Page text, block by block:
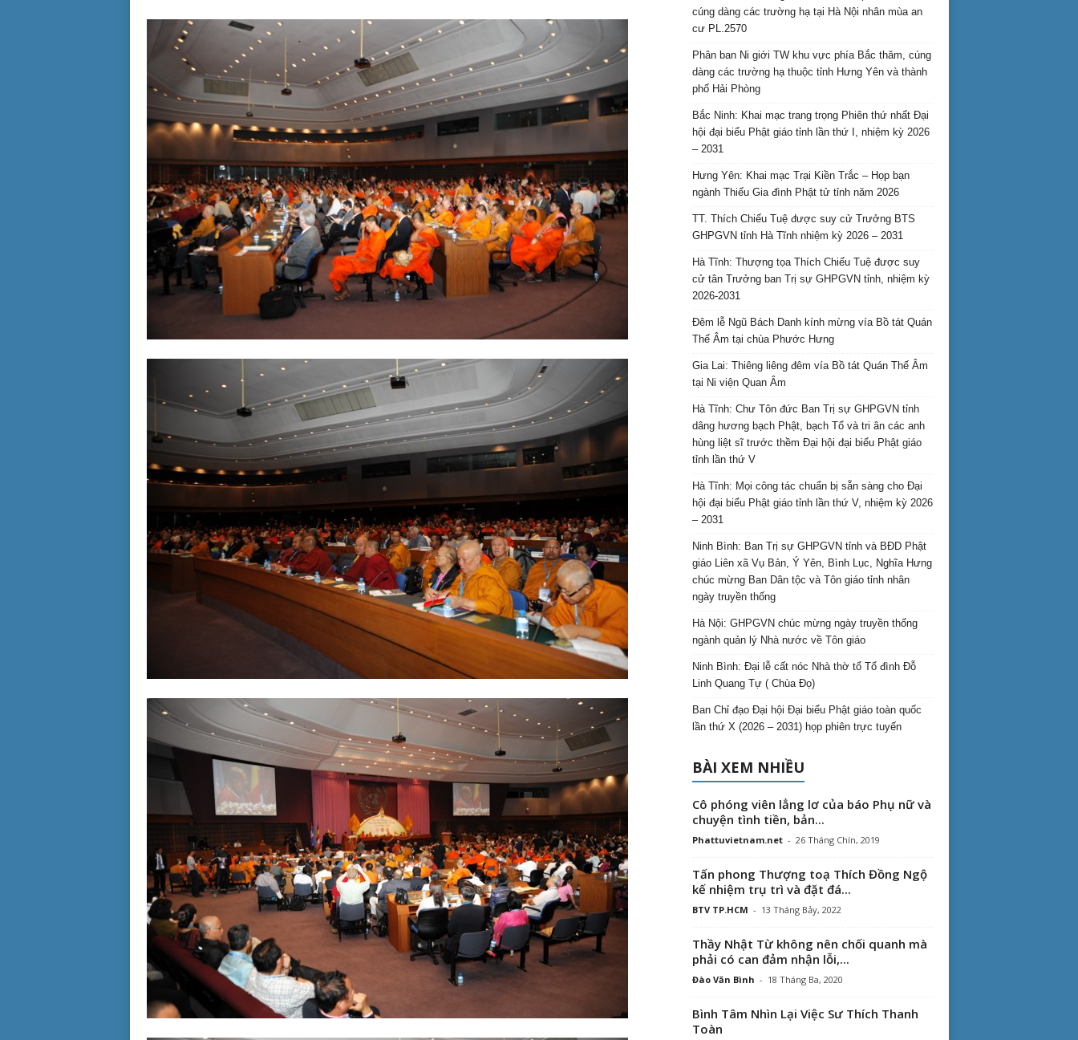
cúng dàng các trường hạ tại Hà Nội nhân mùa an
cư PL.2570
Phân ban Ni giới TW khu vực phía Bắc thăm, cúng
dàng các trường hạ thuộc tỉnh Hưng Yên và thành
phố Hải Phòng
Bắc Ninh: Khai mạc trang trọng Phiên thứ nhất Đại
hội đại biểu Phật giáo tỉnh lần thứ I, nhiệm kỳ 2026
– 2031
Hưng Yên: Khai mạc Trại Kiền Trắc – Họp bạn
ngành Thiếu Gia đình Phật tử tỉnh năm 2026
TT. Thích Chiếu Tuệ được suy cử Trưởng BTS
GHPGVN tỉnh Hà Tĩnh nhiệm kỳ 2026 – 2031
Hà Tĩnh: Thượng tọa Thích Chiếu Tuệ được suy
cử tân Trưởng ban Trị sự GHPGVN tỉnh, nhiệm kỳ
2026-2031
Đêm lễ Ngũ Bách Danh kính mừng vía Bồ tát Quán
Thế Âm tại chùa Phước Hưng
Gia Lai: Thiêng liêng đêm vía Bồ tát Quán Thế Âm
tại Ni viện Quan Âm
Hà Tĩnh: Chư Tôn đức Ban Trị sự GHPGVN tỉnh
dâng hương bạch Phật, bạch Tổ và tri ân các anh
hùng liệt sĩ trước thềm Đại hội đại biểu Phật giáo
tỉnh lần thứ V
Hà Tĩnh: Mọi công tác chuẩn bị sẵn sàng cho Đại
hội đại biểu Phật giáo tỉnh lần thứ V, nhiệm kỳ 2026
– 2031
Ninh Bình: Ban Trị sự GHPGVN tỉnh và BĐD Phật
giáo Liên xã Vụ Bản, Ý Yên, Bình Lục, Nghĩa Hưng
chúc mừng Ban Dân tộc và Tôn giáo tỉnh nhân
ngày truyền thống
Hà Nội: GHPGVN chúc mừng ngày truyền thống
ngành quản lý Nhà nước về Tôn giáo
Ninh Bình: Đại lễ cất nóc Nhà thờ tổ Tổ đình Đỗ
Linh Quang Tự ( Chùa Đọ)
Ban Chỉ đạo Đại hội Đại biểu Phật giáo toàn quốc
lần thứ X (2026 – 2031) họp phiên trực tuyến
BÀI XEM NHIỀU
Cô phóng viên lẳng lơ của báo Phụ nữ và
chuyện tình tiền, bản...
Phattuvietnam.net - 26 Tháng Chín, 2019
Tấn phong Thượng toạ Thích Đồng Ngộ
kế nhiệm trụ trì và đặt đá...
BTV TP.HCM - 13 Tháng Bảy, 2022
Thầy Nhật Từ không nên chối quanh mà
phải có can đảm nhận lỗi,...
Đào Văn Bình - 18 Tháng Ba, 2020
Bình Tâm Nhìn Lại Việc Sư Thích Thanh
Toàn